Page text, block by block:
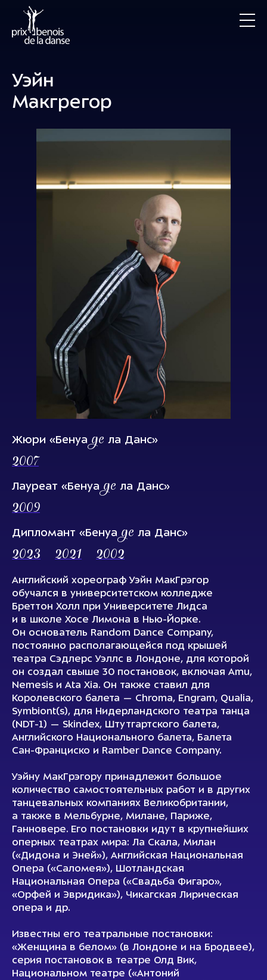
Уэйн
Макгрегор
Жюри «Бенуа де ла Данс»
2007
Лауреат «Бенуа де ла Данс»
2009
Дипломант «Бенуа де ла Данс»
2023 2021 2002
Английский хореограф Уэйн МакГрэгор
обучался в университетском колледже
Бреттон Холл при Университете Лидса
и в школе Хосе Лимона в Нью-Йорке.
Он основатель Random Dance Company,
постоянно располагающейся под крышей
театра Сэдлерс Уэллс в Лондоне, для которой
он создал свыше 30 постановок, включая Amu,
Nemesis и Ata Xia. Он также ставил для
Королевского балета — Chroma, Engram, Qualia,
Symbiont(s), для Нидерландского театра танца
(NDT-1) — Skindex, Штутгартского балета,
Английского Национального балета, Балета
Сан-Франциско и Ramber Dance Company.
Уэйну МакГрэгору принадлежит большое
количество самостоятельных работ и в других
танцевальных компаниях Великобритании,
а также в Мельбурне, Милане, Париже,
Ганновере. Его постановки идут в крупнейших
оперных театрах мира: Ла Скала, Милан
(«Дидона и Эней»), Английская Национальная
Опера («Саломея»), Шотландская
Национальная Опера («Свадьба Фигаро»,
«Орфей и Эвридика»), Чикагская Лирическая
опера и др.
Известны его театральные постановки:
«Женщина в белом» (в Лондоне и на Бродвее),
серия постановок в театре Олд Вик,
Национальном театре («Антоний